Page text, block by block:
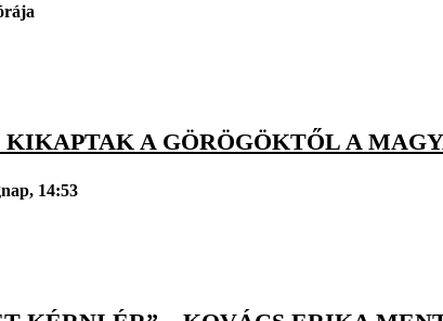
A GÖRÖGÖKTŐL A
14:53